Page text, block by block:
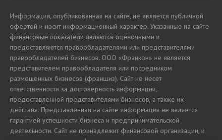
Информация, опубликованная на сайте, не является публичной
офертой и носит информационный характер. Указанные на сайте
финансовые показатели являются оценочными и
предоставляются правообладателями или представителями
правообладателей бизнесов. ООО «Франкон» не является
представителем правообладателя или посредником
размещенных бизнесов (франшиз). Сайт не несет
ответственности за достоверность информации,
предоставленной представителями бизнесов, а также их
действия. Представленная на сайте информация не является
гарантией успешности бизнеса и предпринимательской
деятельности. Сайт не принадлежит финансовой организации, и